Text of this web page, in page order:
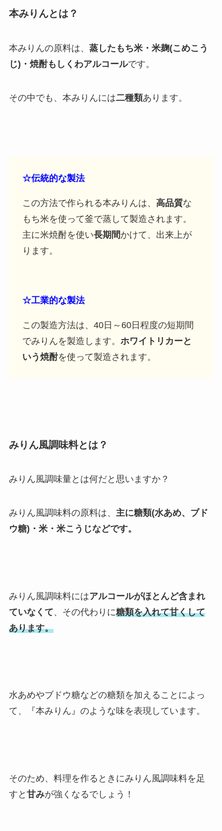
本みりんとは？
本みりんの原料は、 蒸したもち米・米麹(こめこう
じ)・焼酎もしくわアルコールです。
その中でも、本みりんには二種類あります。
☆伝統的な製法
この方法で作られる本みりんは、 高品質な
もち米を使って釜で蒸して製造されます。
主に米焼酎を使い長期間かけて、出来上が
ります。
☆工業的な製法
この製造方法は、40日～60日程度の短期間
でみりんを製造します。 ホワイトリカーと
いう焼酎を使って製造されます。
みりん風調味料とは？
みりん風調味量とは何だと思いますか？
みりん風調味料の原料は、 主に糖類(水あめ、ブド
ウ糖)・米・米こうじなどです。
みりん風調味料にはアルコールがほとんど含まれ
ていなくて、その代わりに糖類を入れて甘くして
あります。
水あめやブドウ糖などの糖類を加えることによっ
て、『本みりん』のような味を表現しています。
そのため、料理を作るときにみりん風調味料を足
すと 甘みが強くなるでしょう！